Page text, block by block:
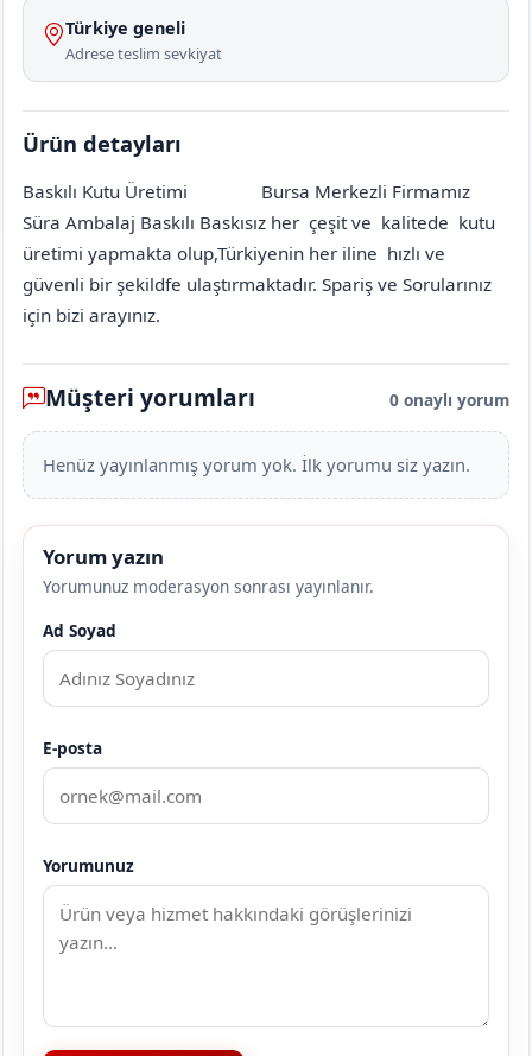
Türkiye geneli
Adrese teslim sevkiyat
Ürün detayları
Baskılı Kutu Üretimi
Bursa Merkezli Firmamız
Süra Ambalaj Baskılı Baskısız her çeşit ve kalitede kutu
üretimi yapmakta olup,Türkiyenin her iline hızlı ve
güvenli bir şekildfe ulaştırmaktadır. Spariş ve Sorularınız
için bizi arayınız.
Müşteri yorumları 0 onaylı yorum
Henüz yayınlanmış yorum yok. İlk yorumu siz yazın.
Yorum yazın
Yorumunuz moderasyon sonrası yayınlanır.
Ad Soyad
E-posta
Yorumunuz